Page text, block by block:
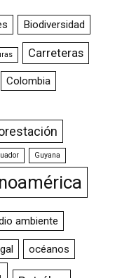
Biodiversidad
Carreteras
Colombia
Guyana
ambiente
océanos